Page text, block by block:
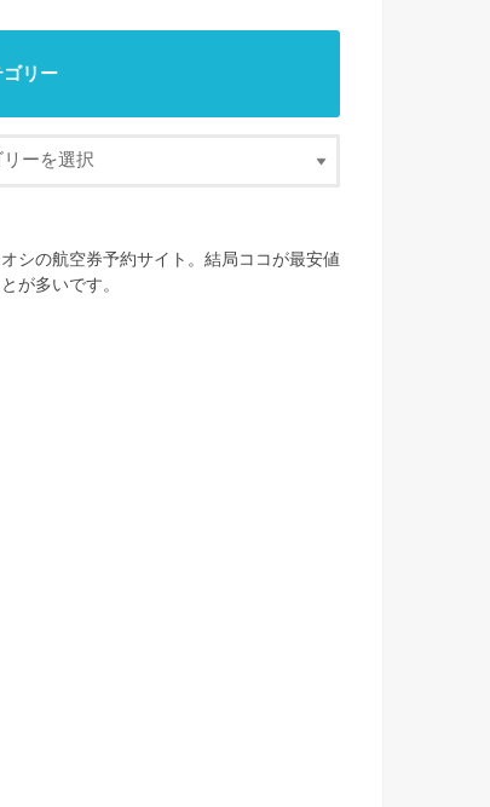
ゴリー
シの航空券予約サイト。結局ココが最安値
が多いです。